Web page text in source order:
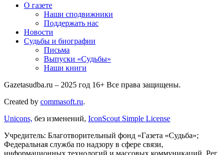
О газете
Наши сподвижники
Поддержать нас
Новости
Судьбы и биографии
Письма
Выпуски «Судьбы»
Наши книги
Gazetasudba.ru – 2025 год 16+ Все права защищены.
Created by commasoft.ru.
Unicons, без изменений, IconScout Simple License
Учредитель: Благотворительный фонд «Газета «Судьба»;
Федеральная служба по надзору в сфере связи,
информационных технологий и массовых коммуникаций, Рег.